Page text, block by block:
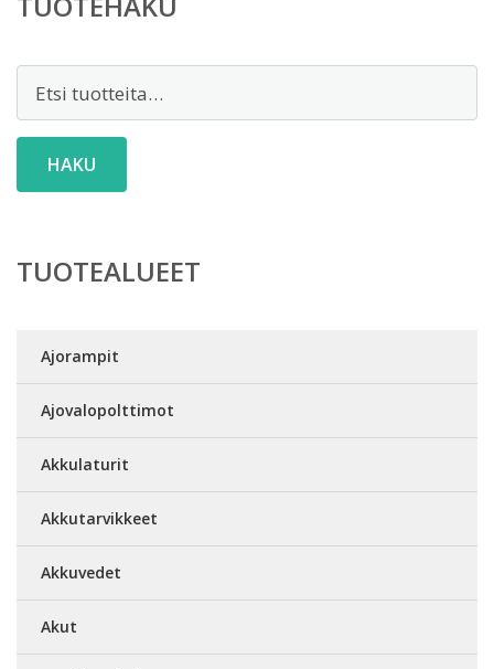
HAKU
TUOTEALUEET
Ajorampit
Ajovalopolttimot
Akkulaturit
Akkutarvikkeet
Akkuvedet
Akut